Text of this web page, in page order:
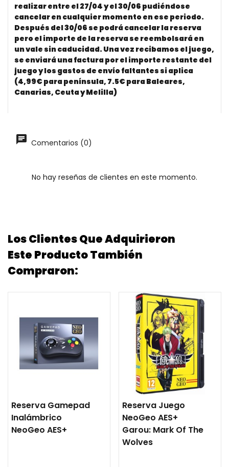
realizar entre el 27/04 y el 30/06 pudiéndose
cancelar en cualquier momento en ese periodo.
Después del 30/06 se podrá cancelar la reserva
pero el importe de la reserva se reembolsará en
un vale sin caducidad. Una vez recibamos el juego,
se enviará una factura por el importe restante del
juego y los gastos de envío faltantes si aplica
(4,99€ para península, 7.5€ para Baleares,
Canarias, Ceuta y Melilla)
Comentarios (0)
No hay reseñas de clientes en este momento.
Los Clientes Que Adquirieron
Este Producto También
Compraron:
Reserva Gamepad
Inalámbrico
NeoGeo AES+
Reserva Juego
NeoGeo AES+
Garou: Mark Of The
Wolves